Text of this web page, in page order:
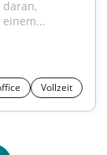
daran,
Vollzeit